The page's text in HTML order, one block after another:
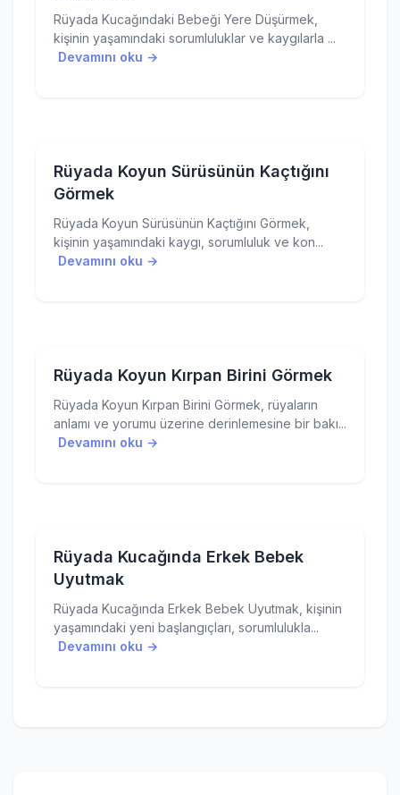
Rüyada Kucağındaki Bebeği Yere Düşürmek,
kişinin yaşamındaki sorumluluklar ve kaygılarla ...
Devamını oku →
Rüyada Koyun Sürüsünün Kaçtığını
Görmek
Rüyada Koyun Sürüsünün Kaçtığını Görmek,
kişinin yaşamındaki kaygı, sorumluluk ve kon...
Devamını oku →
Rüyada Koyun Kırpan Birini Görmek
Rüyada Koyun Kırpan Birini Görmek, rüyaların
anlamı ve yorumu üzerine derinlemesine bir bakı...
Devamını oku →
Rüyada Kucağında Erkek Bebek
Uyutmak
Rüyada Kucağında Erkek Bebek Uyutmak, kişinin
yaşamındaki yeni başlangıçları, sorumlulukla...
Devamını oku →